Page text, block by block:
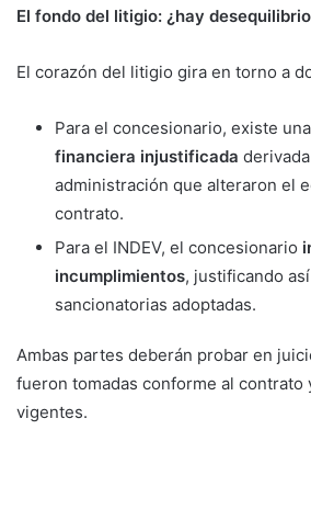
El fondo del litigio: ¿hay
El corazón del litigio gira en torno a
Para el concesionario, existe una
financiera injustificada
administración que alteraron el
contrato.
Para el INDEV, el concesionario
incumplimientos, justificando
sancionatorias adoptadas.
Ambas partes deberán probar en
fueron tomadas conforme al contrato
vigentes.